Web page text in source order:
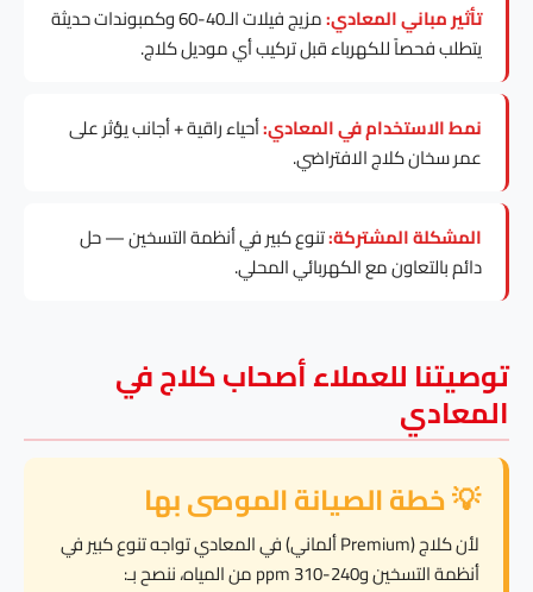
تأثير مباني المعادي:
مزيج فيلات الـ40-60 وكمبوندات حديثة
يتطلب فحصاً للكهرباء قبل تركيب أي موديل كلاج.
نمط الاستخدام في المعادي:أحياء راقية + أجانب يؤثر على
عمر سخان كلاج الافتراضي.
المشكلة المشتركة:تنوع كبير في أنظمة التسخين — حل
دائم بالتعاون مع الكهربائي المحلي.
توصيتنا للعملاء أصحاب كلاج في
المعادي
💡 خطة الصيانة الموصى بها
لأن كلاج (Premium ألماني) في المعادي تواجه تنوع كبير في
أنظمة التسخين و240-310 ppm من المياه، ننصح بـ: